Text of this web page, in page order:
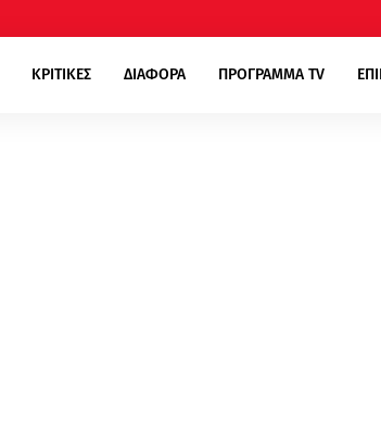
ΚΡΙΤΙΚΕΣ ΔΙΑΦΟΡΑ ΠΡΟΓΡΑΜΜΑ TV